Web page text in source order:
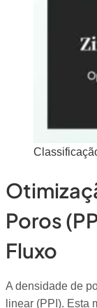
Poros
Fluxo
A densidade de
linear (PPI). Esta